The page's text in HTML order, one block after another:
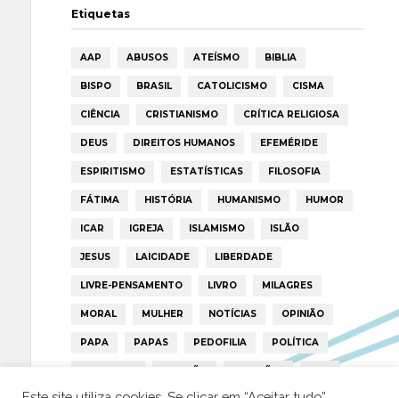
Etiquetas
AAP ABUSOS ATEÍSMO BIBLIA
BISPO BRASIL CATOLICISMO CISMA
CIÊNCIA CRISTIANISMO CRÍTICA RELIGIOSA
DEUS DIREITOS HUMANOS EFEMÉRIDE
ESPIRITISMO ESTATÍSTICAS FILOSOFIA
FÁTIMA HISTÓRIA HUMANISMO HUMOR
ICAR IGREJA ISLAMISMO ISLÃO
JESUS LAICIDADE LIBERDADE
LIVRE-PENSAMENTO LIVRO MILAGRES
MORAL MULHER NOTÍCIAS OPINIÃO
PAPA PAPAS PEDOFILIA POLÍTICA
PORTUGAL RELIGIÃO RELIGIÕES RTP